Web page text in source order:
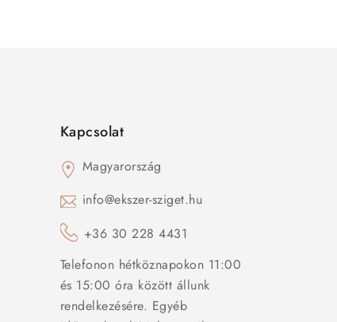
Kapcsolat
Magyarország
info@ekszer-sziget.hu
+36 30 228 4431
Telefonon hétköznapokon 11:00
és 15:00 óra között állunk
rendelkezésére. Egyéb